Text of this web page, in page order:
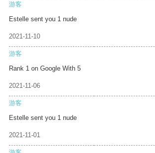
游客
Estelle sent you 1 nude
2021-11-10
游客
Rank 1 on Google With 5
2021-11-06
游客
Estelle sent you 1 nude
2021-11-01